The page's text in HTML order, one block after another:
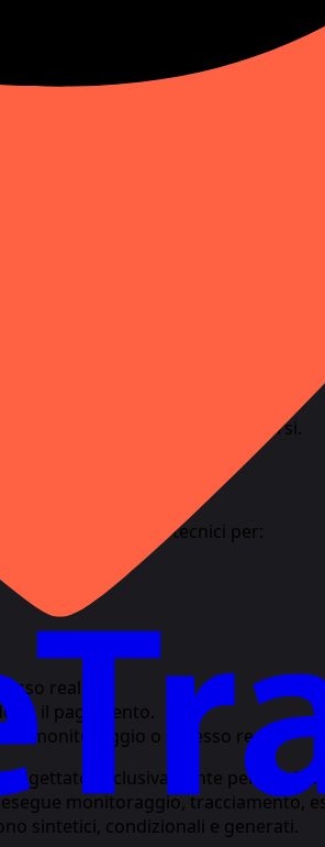
i flussi di accesso
dell'UI, prototipazione,
tra l'Utente e la Società che
aver
di:
motivo per reclami o rimborsi.
e specialisti tecnici per:
reale.
il pagamento.
monitoraggio o accesso reale.
esclusivamente per
monitoraggio, tracciamento,
sintetici, condizionali e generati.